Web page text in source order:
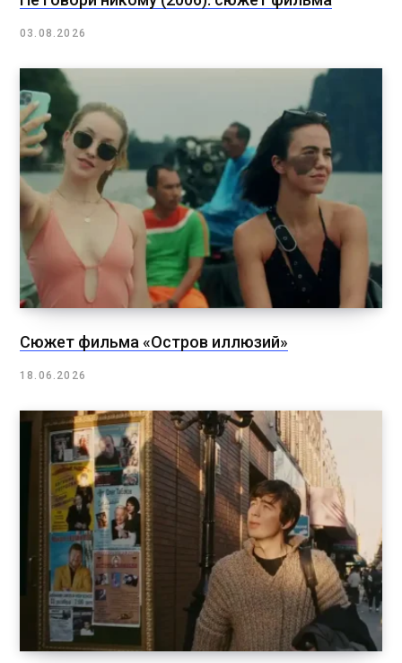
03.08.2026
Сюжет фильма «Остров иллюзий»
18.06.2026